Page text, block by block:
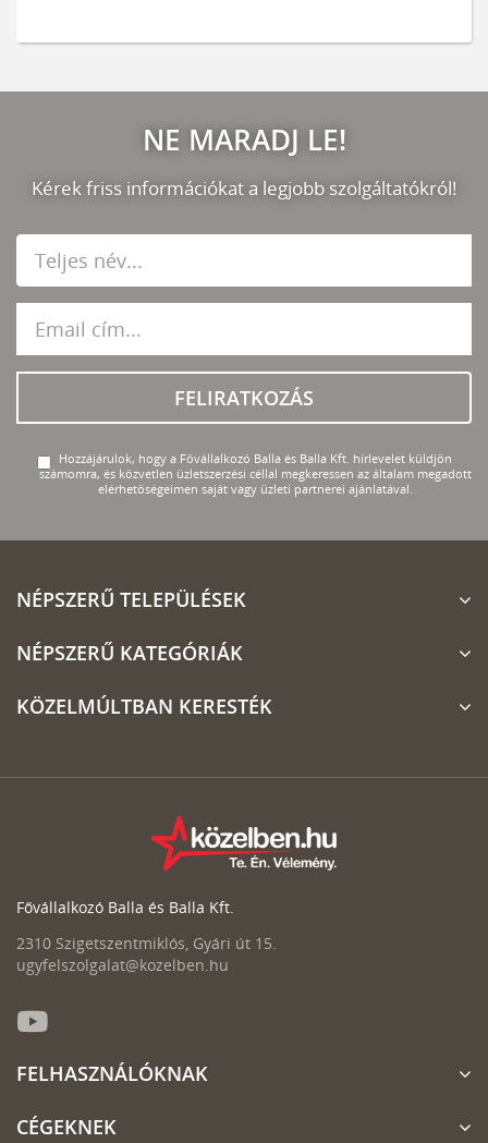
NE MARADJ LE!
Kérek friss információkat a legjobb szolgáltatókról!
FELIRATKOZÁS
Hozzájárulok, hogy a Fővállalkozó Balla és Balla Kft. hírlevelet küldjön
számomra, és közvetlen üzletszerzési céllal megkeressen az általam megadott
elérhetőségeimen saját vagy üzleti partnerei ajánlatával.
NÉPSZERŰ TELEPÜLÉSEK
NÉPSZERŰ KATEGÓRIÁK
KÖZELMÚLTBAN KERESTÉK
Fővállalkozó Balla és Balla Kft.
2310 Szigetszentmiklós, Gyári út 15.
ugyfelszolgalat@kozelben.hu
FELHASZNÁLÓKNAK
CÉGEKNEK